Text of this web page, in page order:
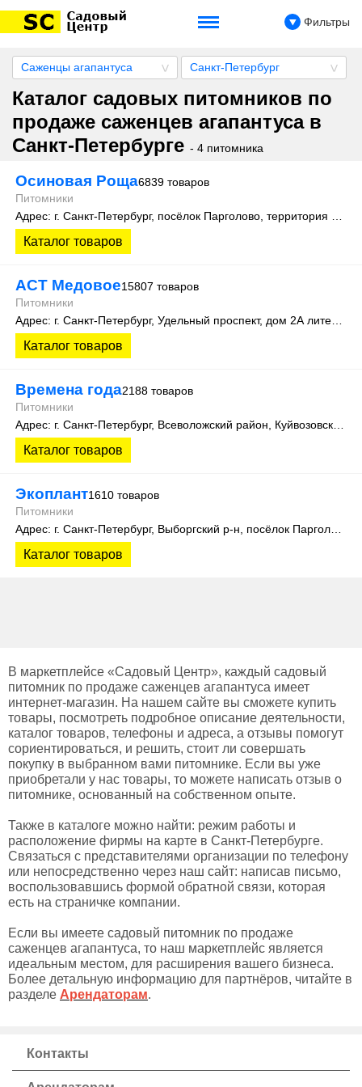
Фильтры
Саженцы агапантуса Санкт-Петербург
Каталог садовых питомников по
продаже саженцев агапантуса в
Санкт-Петербурге - 4 питомника
Осиновая Роща6839 товаров
Питомники
Каталог товаров
АСТ Медовое15807 товаров
Питомники
Каталог товаров
Времена года2188 товаров
Питомники
Каталог товаров
Экоплант1610 товаров
Питомники
Каталог товаров
В маркетплейсе «Садовый Центр», каждый садовый
питомник по продаже саженцев агапантуса имеет
интернет-магазин. На нашем сайте вы сможете купить
товары, посмотреть подробное описание деятельности,
каталог товаров, телефоны и адреса, а отзывы помогут
сориентироваться, и решить, стоит ли совершать
покупку в выбранном вами питомнике. Если вы уже
приобретали у нас товары, то можете написать отзыв о
питомнике, основанный на собственном опыте.
Также в каталоге можно найти: режим работы и
расположение фирмы на карте в Санкт-Петербурге.
Связаться с представителями организации по телефону
или непосредственно через наш сайт: написав письмо,
воспользовавшись формой обратной связи, которая
есть на страничке компании.
Если вы имеете садовый питомник по продаже
саженцев агапантуса, то наш маркетплейс является
идеальным местом, для расширения вашего бизнеса.
Более детальную информацию для партнёров, читайте в
разделе Арендаторам.
Контакты